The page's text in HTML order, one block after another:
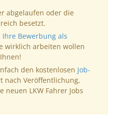
abgelaufen oder die
besetzt.
Ihre Bewerbung als
wirklich arbeiten wollen
den kostenlosen Job-
nach Veröffentlichung,
neuen LKW Fahrer Jobs